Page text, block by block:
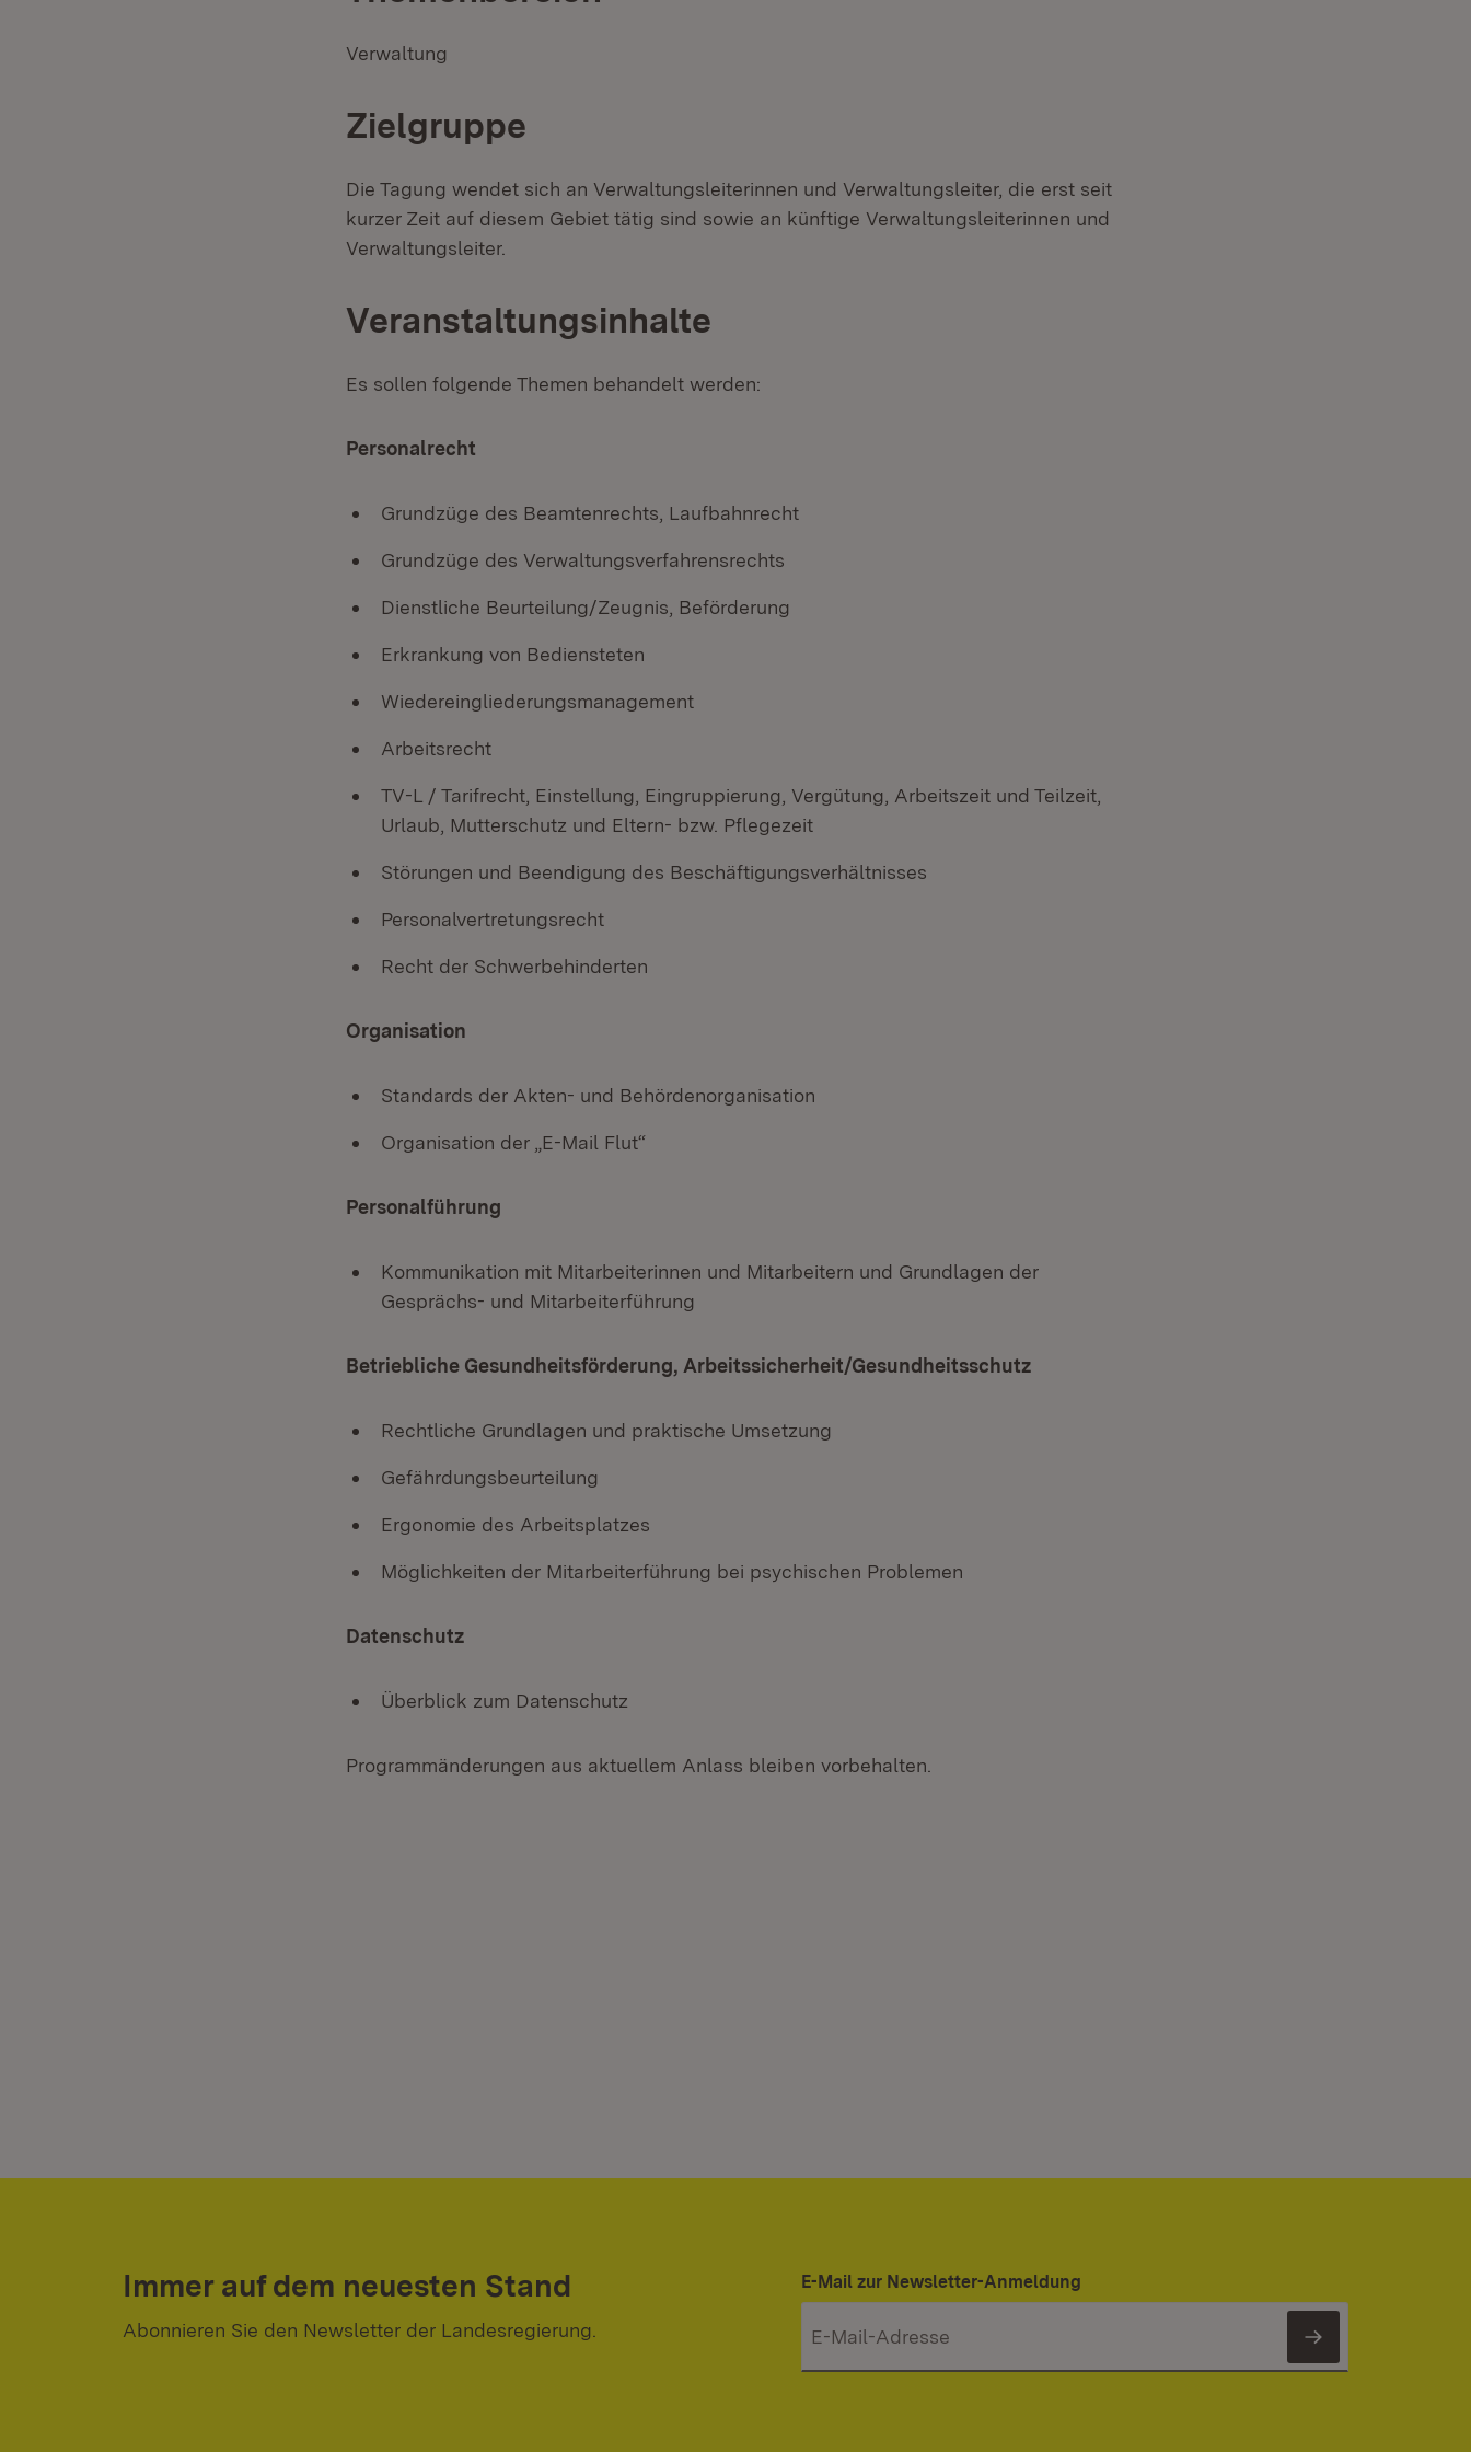
Verwaltung
Zielgruppe
Die Tagung wendet sich an Verwaltungsleiterinnen und Verwaltungsleiter, die erst seit
kurzer Zeit auf diesem Gebiet tätig sind sowie an künftige Verwaltungsleiterinnen und
Verwaltungsleiter.
Veranstaltungsinhalte
Es sollen folgende Themen behandelt werden:
Personalrecht
Grundzüge des Beamtenrechts, Laufbahnrecht
Grundzüge des Verwaltungsverfahrensrechts
Dienstliche Beurteilung/Zeugnis, Beförderung
Erkrankung von Bediensteten
Wiedereingliederungsmanagement
Arbeitsrecht
TV-L / Tarifrecht, Einstellung, Eingruppierung, Vergütung, Arbeitszeit und Teilzeit,
Urlaub, Mutterschutz und Eltern- bzw. Pflegezeit
Störungen und Beendigung des Beschäftigungsverhältnisses
Personalvertretungsrecht
Recht der Schwerbehinderten
Organisation
Standards der Akten- und Behördenorganisation
Organisation der „E-Mail Flut“
Personalführung
Kommunikation mit Mitarbeiterinnen und Mitarbeitern und Grundlagen der
Gesprächs- und Mitarbeiterführung
Betriebliche Gesundheitsförderung, Arbeitssicherheit/Gesundheitsschutz
Rechtliche Grundlagen und praktische Umsetzung
Gefährdungsbeurteilung
Ergonomie des Arbeitsplatzes
Möglichkeiten der Mitarbeiterführung bei psychischen Problemen
Datenschutz
Überblick zum Datenschutz
Programmänderungen aus aktuellem Anlass bleiben vorbehalten.
Immer auf dem neuesten Stand
Abonnieren Sie den Newsletter der Landesregierung.
E-Mail zur Newsletter-Anmeldung
Newsletter